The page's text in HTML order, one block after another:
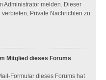
Administrator melden. Dieser
Private Nachrichten zu
Mitglied dieses Forums
Formular dieses Forums hat